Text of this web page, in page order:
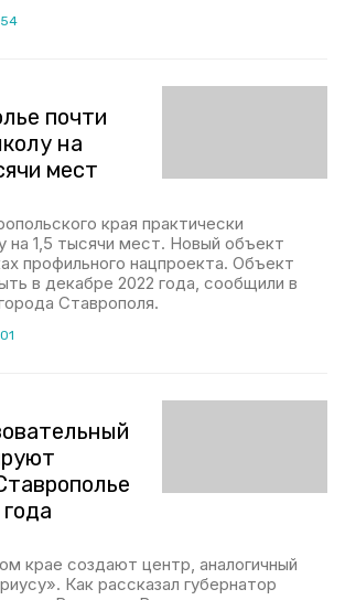
почти
на
мест
края практически
на 1,5 тысячи мест. Новый объект
профильного нацпроекта. Объект
в декабре 2022 года, сообщили в
Ставрополя.
крае создают центр, аналогичный
Как рассказал губернатор